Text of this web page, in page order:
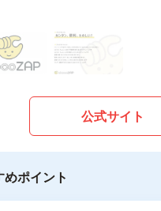
公式サイト
ポイント